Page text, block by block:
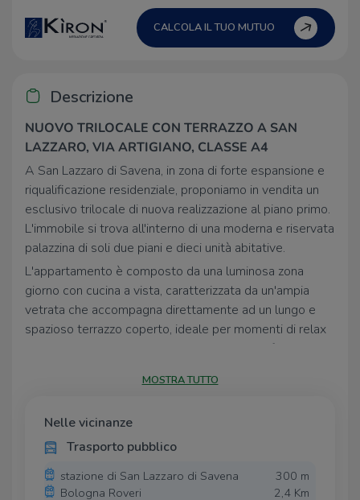
CALCOLA IL TUO MUTUO
Descrizione
NUOVO TRILOCALE CON TERRAZZO A SAN
LAZZARO, VIA ARTIGIANO, CLASSE A4
A San Lazzaro di Savena, in zona di forte espansione e
riqualificazione residenziale, proponiamo in vendita un
esclusivo trilocale di nuova realizzazione al piano primo.
L'immobile si trova all'interno di una moderna e riservata
palazzina di soli due piani e dieci unità abitative.
L'appartamento è composto da una luminosa zona
giorno con cucina a vista, caratterizzata da un'ampia
vetrata che accompagna direttamente ad un lungo e
spazioso terrazzo coperto, ideale per momenti di relax
all'aperto. La zona notte comprende una confortevole
seconda camera/studio trova accesso diretto dal
Costruito secondo i più alti standard di efficienza
energetica, l'immobile è dotato di riscaldamento a
pavimento, aria condizionata e pannelli fotovoltaici per il
massimo risparmio nei consumi. Le ottime finiture di
MOSTRA TUTTO
Nelle vicinanze
Trasporto pubblico
stazione di San Lazzaro di Savena
300 m
Bologna Roveri
2,4 Km